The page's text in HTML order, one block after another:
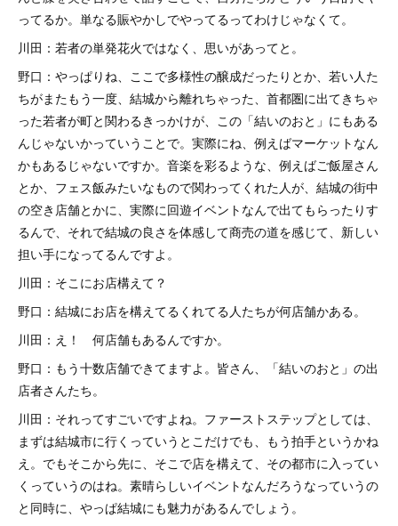
ってるか。単なる賑やかしでやってるってわけじゃなくて。
川田：若者の単発花火ではなく、思いがあってと。
野口：やっぱりね、ここで多様性の醸成だったりとか、若い人た
ちがまたもう一度、結城から離れちゃった、首都圏に出てきちゃ
った若者が町と関わるきっかけが、この「結いのおと」にもある
んじゃないかっていうことで。実際にね、例えばマーケットなん
かもあるじゃないですか。音楽を彩るような、例えばご飯屋さん
とか、フェス飯みたいなもので関わってくれた人が、結城の街中
の空き店舗とかに、実際に回遊イベントなんで出てもらったりす
るんで、それで結城の良さを体感して商売の道を感じて、新しい
担い手になってるんですよ。
川田：そこにお店構えて？
野口：結城にお店を構えてるくれてる人たちが何店舗かある。
川田：え！ 何店舗もあるんですか。
野口：もう十数店舗できてますよ。皆さん、「結いのおと」の出
店者さんたち。
川田：それってすごいですよね。ファーストステップとしては、
まずは結城市に行くっていうとこだけでも、もう拍手というかね
え。でもそこから先に、そこで店を構えて、その都市に入ってい
くっていうのはね。素晴らしいイベントなんだろうなっていうの
と同時に、やっぱ結城にも魅力があるんでしょう。